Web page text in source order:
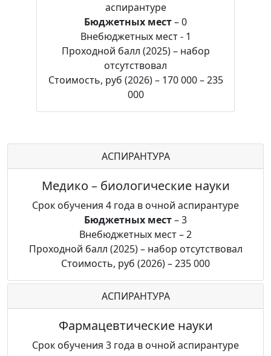
аспирантуре
Бюджетных мест– 0
Внебюджетных мест - 1
Проходной балл (2025) – набор
отсутствовал
Стоимость, руб (2026) – 170 000 – 235
000
АСПИРАНТУРА
Медико – биологические науки
Срок обучения 4 года в очной аспирантуре
Бюджетных мест– 3
Внебюджетных мест – 2
Проходной балл (2025) – набор отсутствовал
Стоимость, руб (2026) – 235 000
АСПИРАНТУРА
Фармацевтические науки
Срок обучения 3 года в очной аспирантуре